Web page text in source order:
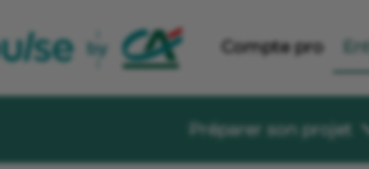
Compte pro
Préparer son projet